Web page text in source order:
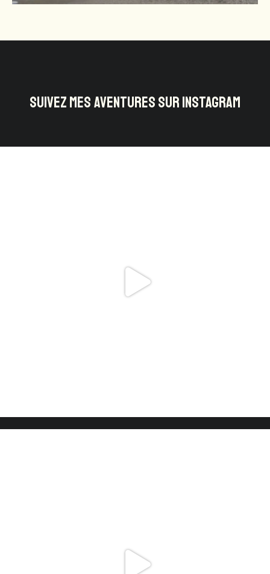
SUIVEZ MES AVENTURES SUR INSTAGRAM